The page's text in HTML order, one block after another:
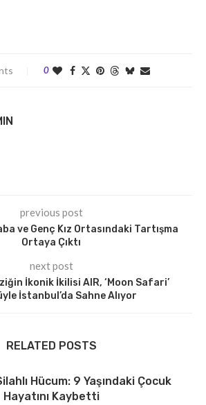
0
previous post
ve Genç Kız Ortasındaki Tartışma
Ortaya Çıktı
next post
İkonik İkilisi AIR, ‘Moon Safari’
İstanbul’da Sahne Alıyor
RELATED POSTS
Hücum: 9 Yaşındaki Çocuk
Hayatını Kaybetti